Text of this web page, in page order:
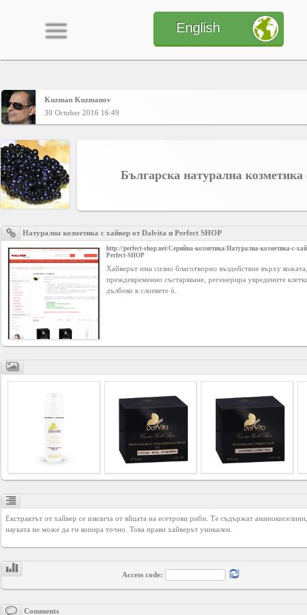
Home
CONTENT
Charts
Yepses
Members
Business
interest
Social
interest
PERSONAL
Login
FB
login
English
Kuzman Kuzmanov
30 October 2016 16:49
Българска натурална козметика
Натурална козметика с хайвер от Dalvita и Perfect SHOP
http://perfect-shop.net/Серийна-козметика/Натурална-козметика-с-
Perfect-SHOP
Хайверът има силно благотворно въздействие върху
преждевременно състаряване, регенерира увредените
дълбоко в слоевете ù.
Екстрактът от хайвер се извлича от яйцата на есетрови риби. Те съдържат
науката не може да ги копира точно. Това прави хайверът уникален.
Access code:
Comments